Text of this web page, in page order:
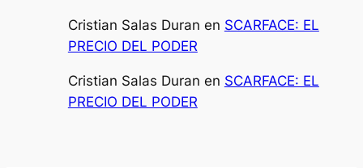
Cristian Salas Duran en SCARFACE: EL
PRECIO DEL PODER
Cristian Salas Duran en SCARFACE: EL
PRECIO DEL PODER